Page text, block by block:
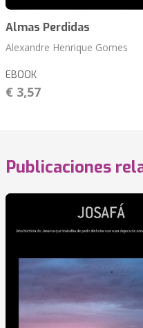
Almas Perdidas
Alexandre Henrique Gomes
EBOOK
€ 3,57
Publicaciones